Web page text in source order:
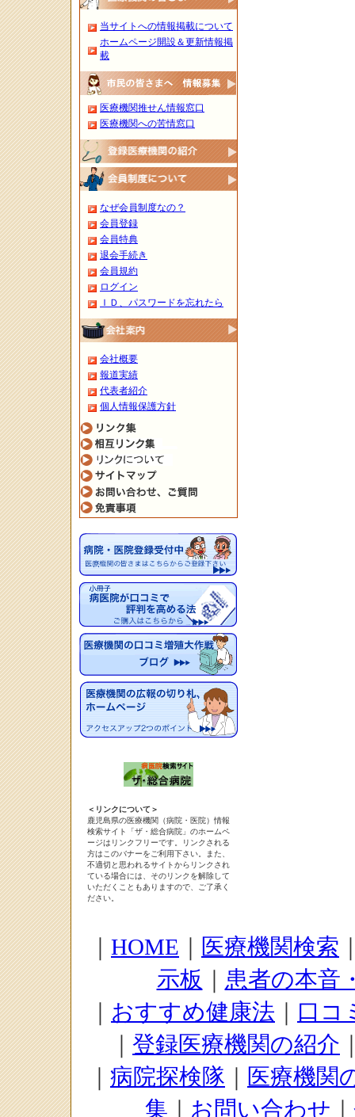
当サイトへの情報掲載について
ホームページ開設＆更新情報掲
載
医療機関推せん情報窓口
医療機関への苦情窓口
なぜ会員制度なの？
会員登録
会員特典
退会手続き
会員規約
ログイン
ＩＤ、パスワードを忘れたら
会社概要
報道実績
代表者紹介
個人情報保護方針
＜リンクについて＞
鹿児島県の医療機関（病院・医院）情報
検索サイト「ザ・総合病院」のホームペ
ージはリンクフリーです。リンクされる
方はこのバナーをご利用下さい。また、
不適切と思われるサイトからリンクされ
ている場合には、そのリンクを解除して
いただくこともありますので、ご了承く
ださい。
｜ HOME ｜ 医療機関検索
示板 ｜ 患者の本音
｜ おすすめ健康法 ｜ 口コ
｜ 登録医療機関の紹介
｜ 病院探検隊 ｜ 医療機関
集 ｜ お問い合わせ ｜